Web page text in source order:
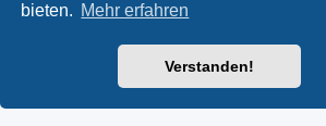
bieten. Mehr erfahren
Verstanden!